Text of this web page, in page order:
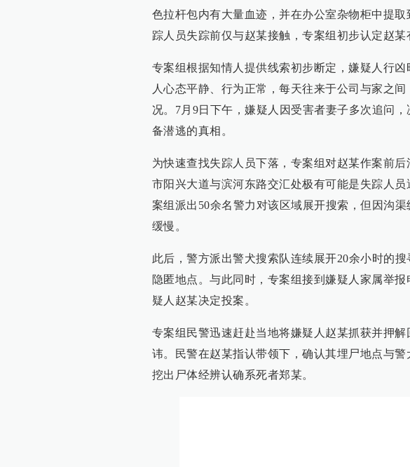
色拉杆包内有大量血迹，并在办公室杂物柜中提
踪人员失踪前仅与赵某接触，专案组初步认定赵某
专案组根据知情人提供线索初步断定，嫌疑人行
人心态平静、行为正常，每天往来于公司与家之
况。7月9日下午，嫌疑人因受害者妻子多次追问
备潜逃的真相。
为快速查找失踪人员下落，专案组对赵某作案前
市阳兴大道与滨河东路交汇处极有可能是失踪人
案组派出50余名警力对该区域展开搜索，但因沟
缓慢。
此后，警方派出警犬搜索队连续展开20余小时的
隐匿地点。与此同时，专案组接到嫌疑人家属举
疑人赵某决定投案。
专案组民警迅速赶赴当地将嫌疑人赵某抓获并押
讳。民警在赵某指认带领下，确认其埋尸地点与
挖出尸体经辨认确系死者郑某。